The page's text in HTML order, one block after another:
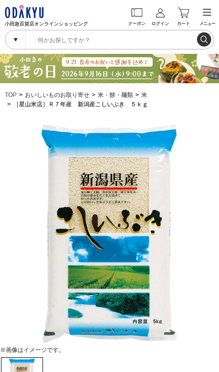
小田急百貨店オンラインショッピング クーポン ログイン カート メニュー
TOP おいしいものお取り寄せ 米・餅・麺類
米
［星山米店］Ｒ７年産 新潟産こしいぶき ５ｋｇ
※画像はイメージです。